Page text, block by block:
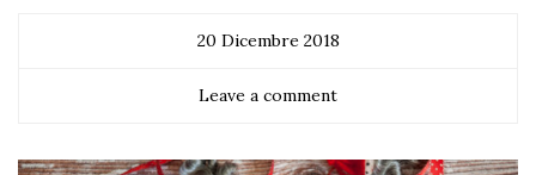
20 Dicembre 2018
Leave a comment